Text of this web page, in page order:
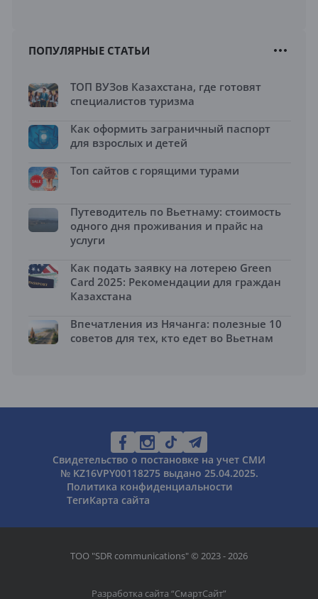
ПОПУЛЯРНЫЕ СТАТЬИ
ТОП ВУЗов Казахстана, где готовят
специалистов туризма
Как оформить заграничный паспорт
для взрослых и детей
Топ сайтов с горящими турами
Путеводитель по Вьетнаму: стоимость
одного дня проживания и прайс на
услуги
Как подать заявку на лотерею Green
Card 2025: Рекомендации для граждан
Казахстана
Впечатления из Нячанга: полезные 10
советов для тех, кто едет во Вьетнам
Свидетельство о постановке на учет СМИ
№ KZ16VPY00118275 выдано 25.04.2025.
Политика конфиденциальности
ТегиКарта сайта
ТОО "SDR communications" © 2023 - 2026
Разработка сайта “СмартСайт”